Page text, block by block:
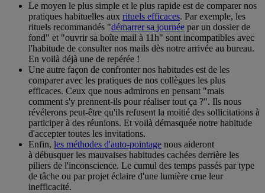
Le moyen le plus simple et le plus rapide est de comparer nos
pratiques habituelles aux rituels efficaces. Par exemple, les
rituels recommandés "démarrer sa journée par un dossier de
fond" et "ouvrir sa boîte mail à 11h" sont incompatibles avec
l'habitude de consulter nos mails dès notre arrivée au bureau.
En voilà déjà une de repérée !
Une autre façon de confronter nos habitudes est de les
comparer avec les pratiques de nos collègues les plus
efficaces. Ceux que nous admirons en pensant "mais
comment s'y prennent-ils pour réaliser tout ça ?". Ils nous
révélerons peut-être qu'ils refusent la moitié des sollicitations à
participer à des réunions. Et voilà démasquée notre habitude
d'accepter toutes les invitations.
Enfin, les méthodes d'auto-pointage nous aideront
à débusquer les mauvaises habitudes cachées derrière les
piliers de l'inconscience. Le cumul des temps passés par type
de tâche ou par projet éclaire d'une lumière crue leur
inefficacité.